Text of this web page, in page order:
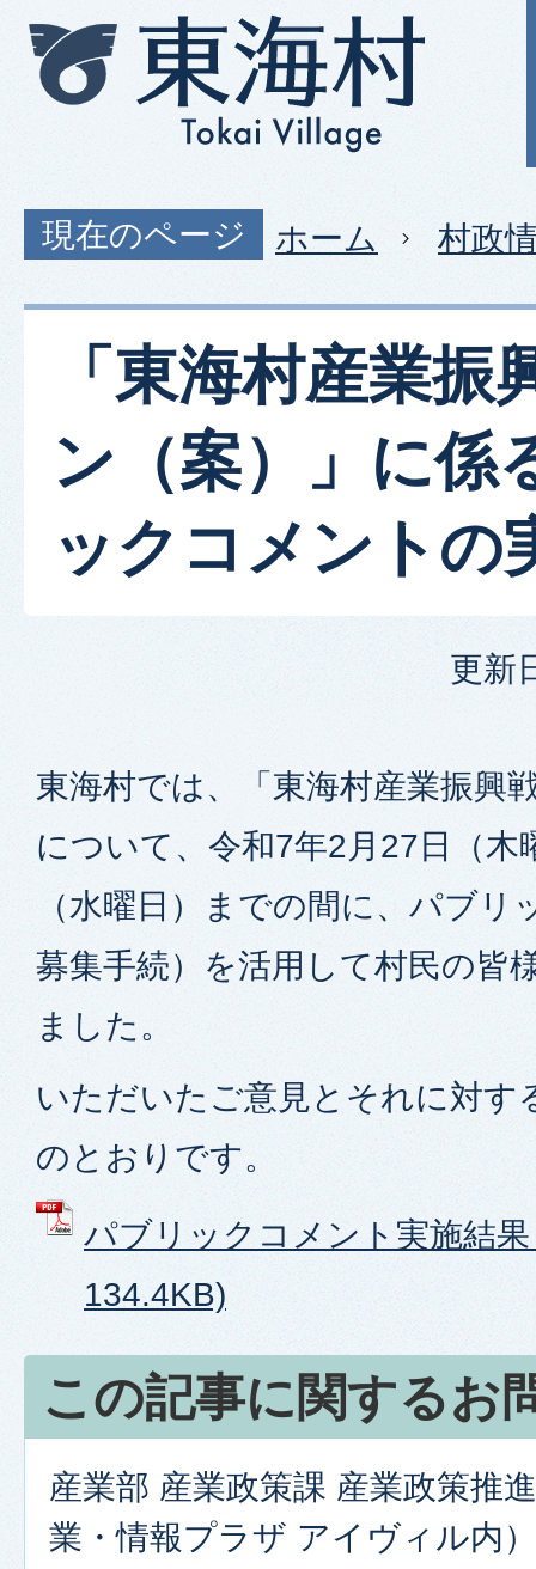
現在のページ ホーム 村政
「東海村産業振
ン（案）」に係
ックコメントの
更新
東海村では、「東海村産業振興
について、令和7年2月27日（木
（水曜日）までの間に、パブリ
募集手続）を活用して村民の皆
ました。
いただいたご意見とそれに対す
のとおりです。
パブリックコメント実施結
134.4KB)
この記事に関するお
産業部 産業政策課 産業政策推
業・情報プラザ アイヴィル内）